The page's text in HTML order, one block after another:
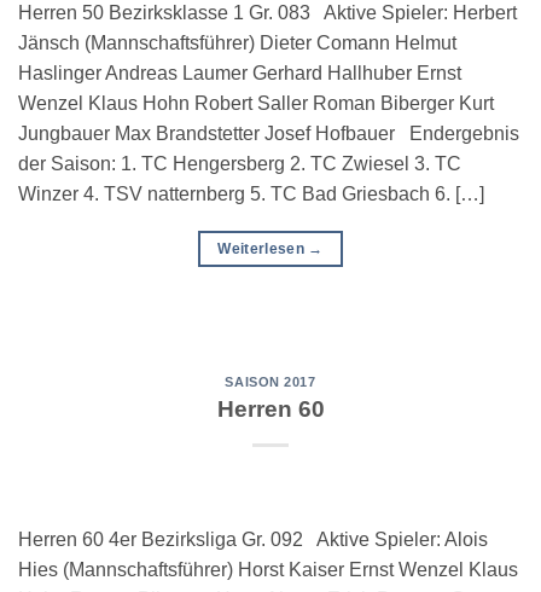
Herren 50 Bezirksklasse 1 Gr. 083 Aktive Spieler: Herbert
Jänsch (Mannschaftsführer) Dieter Comann Helmut
Haslinger Andreas Laumer Gerhard Hallhuber Ernst
Wenzel Klaus Hohn Robert Saller Roman Biberger Kurt
Jungbauer Max Brandstetter Josef Hofbauer Endergebnis
der Saison: 1. TC Hengersberg 2. TC Zwiesel 3. TC
Winzer 4. TSV natternberg 5. TC Bad Griesbach 6. […]
Weiterlesen →
SAISON 2017
Herren 60
Herren 60 4er Bezirksliga Gr. 092 Aktive Spieler: Alois
Hies (Mannschaftsführer) Horst Kaiser Ernst Wenzel Klaus